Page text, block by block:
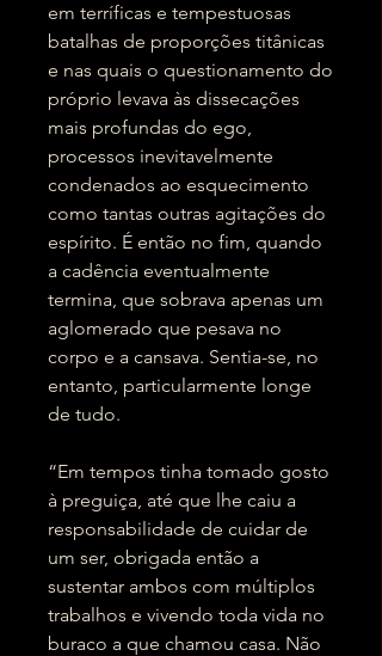
em terríficas e tempestuosas
batalhas de proporções titânicas
e nas quais o questionamento do
próprio levava às dissecações
mais profundas do ego,
processos inevitavelmente
condenados ao esquecimento
como tantas outras agitações do
espírito. É então no fim, quando
a cadência eventualmente
termina, que sobrava apenas um
aglomerado que pesava no
corpo e a cansava. Sentia-se, no
entanto, particularmente longe
de tudo.
“Em tempos tinha tomado gosto
à preguiça, até que lhe caiu a
responsabilidade de cuidar de
um ser, obrigada então a
sustentar ambos com múltiplos
trabalhos e vivendo toda vida no
buraco a que chamou casa. Não